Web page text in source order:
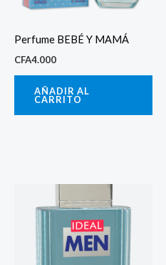
Perfume BEBÉ Y MAMÁ
CFA4.000
AÑADIR AL
CARRITO